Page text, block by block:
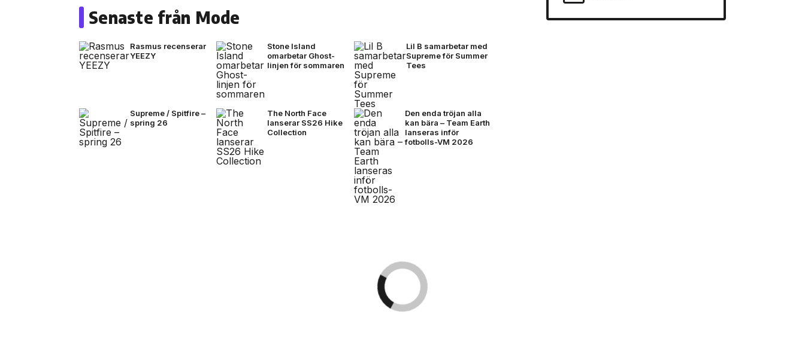
Senaste från Mode
Rasmus recenserar
YEEZY
Stone Island
omarbetar Ghost-
linjen för sommaren
Lil B samarbetar med
Supreme för Summer
Tees
Supreme / Spitfire –
spring 26
The North Face
lanserar SS26 Hike
Collection
Den enda tröjan alla
kan bära – Team Earth
lanseras inför
fotbolls-VM 2026